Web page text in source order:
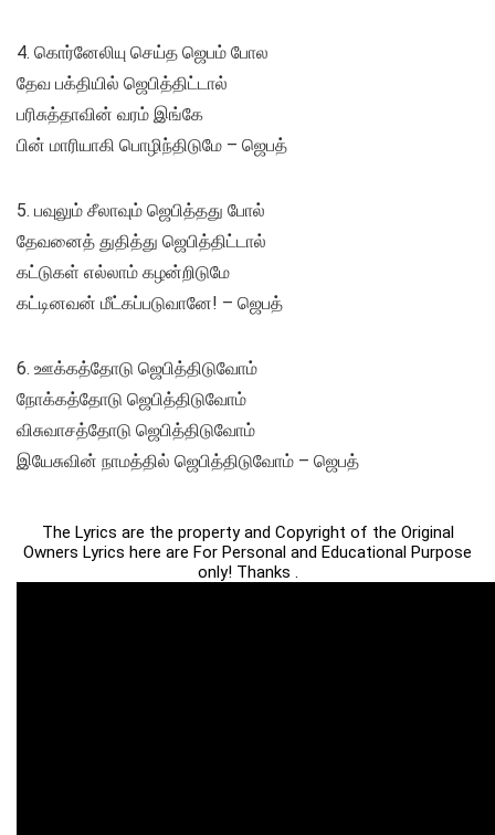
4. கொர்னேலியு செய்த ஜெபம் போல
தேவ பக்தியில் ஜெபித்திட்டால்
பரிசுத்தாவின் வரம் இங்கே
பின் மாரியாகி பொழிந்திடுமே – ஜெபத்
5. பவுலும் சீலாவும் ஜெபித்தது போல்
தேவனைத் துதித்து ஜெபித்திட்டால்
கட்டுகள் எல்லாம் கழன்றிடுமே
கட்டினவன் மீட்கப்படுவானே! – ஜெபத்
6. ஊக்கத்தோடு ஜெபித்திடுவோம்
நோக்கத்தோடு ஜெபித்திடுவோம்
விசுவாசத்தோடு ஜெபித்திடுவோம்
இயேசுவின் நாமத்தில் ஜெபித்திடுவோம் – ஜெபத்
The Lyrics are the property and Copyright of the Original
Owners Lyrics here are For Personal and Educational Purpose
only! Thanks .